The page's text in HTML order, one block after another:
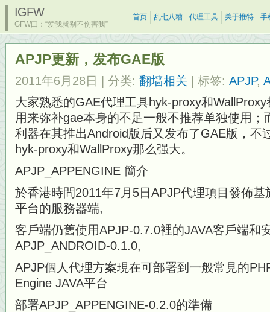
IGFW
GFW曰：“爱我就别不伤害我”
首页 乱七八糟 代理工具 关于推特 手
APJP更新，发布GAE版
2011年6月28日 | 分类: 翻墙相关 | 标签: APJP,
大家熟悉的GAE代理工具hyk-proxy和
用来弥补gae本身的不足一般不推荐单独使用；
利器在其推出Android版后又发布了GAE版，不
hyk-proxy和WallProxy那么强大。
APJP_APPENGINE 簡介
於香港時間2011年7月5日APJP代理項目發佈基
平台的服務器端,
客戶端仍舊使用APJP-0.7.0裡的JAVA客戶端和
APJP_ANDROID-0.1.0,
APJP個人代理方案現在可部署到一般常見的
Engine JAVA平台
部署APJP_APPENGINE-0.2.0的準備